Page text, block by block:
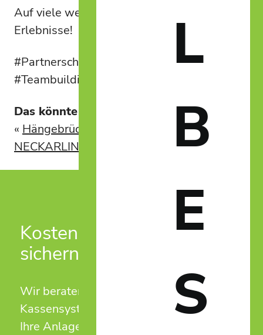
Auf viele weitere gemeinsame Erfolge und
Erlebnisse!
#Partnerschaft #Portalum #Spider
#Teambuilding
Das könnte dich auch interessieren:
« Hängebrücke
NECKARLINE Rottweil
Baustart beim
SkyLoop»
L
B
E
S
Kostenlose Erstberatung
sichern!
Wir beraten Sie unverbindlich zu
Kassensystemen und Zutrittslösungen für
Ihre Anlage – von der ersten Idee bis zur